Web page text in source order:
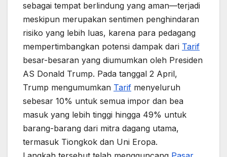
sebagai tempat berlindung yang aman—terjadi
meskipun merupakan sentimen penghindaran
risiko yang lebih luas, karena para pedagang
mempertimbangkan potensi dampak dari Tarif
besar-besaran yang diumumkan oleh Presiden
AS Donald Trump. Pada tanggal 2 April,
Trump mengumumkan Tarif menyeluruh
sebesar 10% untuk semua impor dan bea
masuk yang lebih tinggi hingga 49% untuk
barang-barang dari mitra dagang utama,
termasuk Tiongkok dan Uni Eropa.